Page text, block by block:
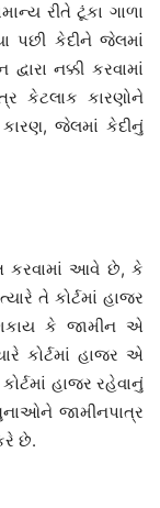
રીતે ટૂંકા ગાળા
પછી કેદીને જેલમાં
નક્કી કરવામાં
કેટલાક કારણોને
જેલમાં કેદીનું
કરવામાં આવે છે, કે
તે કોર્ટમાં હાજર
કે જામીન એ
કોર્ટમાં હાજર એ
હાજર રહેવાનું
જામીનપાત્ર
છે.